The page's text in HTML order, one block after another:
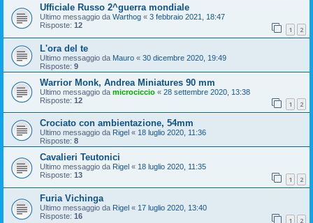
Ufficiale Russo 2^guerra mondiale
Ultimo messaggio da Warthog « 3 febbraio 2021, 18:47
Risposte: 12 1 2
L'ora del te
Ultimo messaggio da Mauro « 30 dicembre 2020, 19:49
Risposte: 9
Warrior Monk, Andrea Miniatures 90 mm
Ultimo messaggio da microciccio « 28 settembre 2020, 13:38
Risposte: 12 1 2
Crociato con ambientazione, 54mm
Ultimo messaggio da Rigel « 18 luglio 2020, 11:36
Risposte: 8
Cavalieri Teutonici
Ultimo messaggio da Rigel « 18 luglio 2020, 11:35
Risposte: 13 1 2
Furia Vichinga
Ultimo messaggio da Rigel « 17 luglio 2020, 13:40
Risposte: 16 1 2